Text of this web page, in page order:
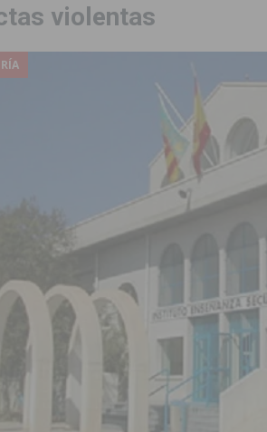
de la CV-95, clave para Torrevieja
a sus Fiestas 2026
COMARCA
de la Corte 2026
BIGASTRO
las Urbanizaciones de Ciudad Quesada 2026
Fiestas Patronales en honor a la Virgen de la
la ORA en Orihuela ‘sin mejoras ni bonificaciones’
a la prevención de incendios en los
con actividades abiertas a la comunidad en
de 737.000 euros en Pilar de la Horadada
para el Concurso-Desfile de Disfraces y
violentas